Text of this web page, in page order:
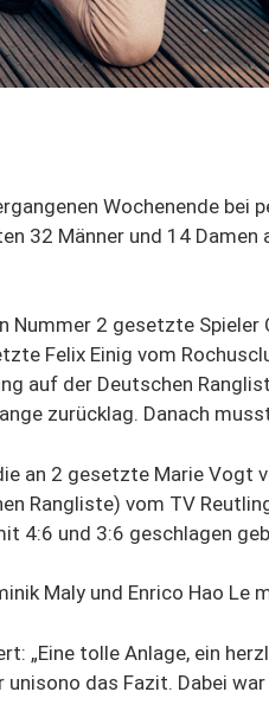
Wochenende
32 Männer und 14
Nummer 2 gesetzte
Felix Einig vom
auf der Deutschen
zurücklag. Danach
an 2 gesetzte Marie
Rangliste) vom TV
4:6 und 3:6 geschlagen
Maly und Enrico Hao
„Eine tolle Anlage, ein
das Fazit. Dabei